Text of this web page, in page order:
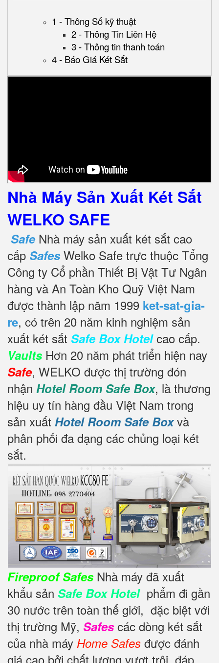
1 - Thông Số kỹ thuật
2 - Thông Tin Liên Hệ
3 - Thông tin thanh toán
4 - Báo Giá Két Sắt
Nhà Máy Sản Xuất Két Sắt
WELKO SAFE
Safe Nhà máy sản xuất két sắt cao
cấp SafesWelko Safe trực thuộc Tổng
Công ty Cổ phần Thiết Bị Vật Tư Ngân
hàng và An Toàn Kho Quỹ Việt Nam
được thành lập năm 1999 ket-sat-gia-
re, có trên 20 năm kinh nghiệm sản
xuất két sắt Safe Box Hotelcao cấp.
VaultsHơn 20 năm phát triển hiện nay
Safe, WELKO được thị trường đón
nhận Hotel Room Safe Box, là thương
hiệu uy tín hàng đầu Việt Nam trong
sản xuất Hotel Room Safe Boxvà
phân phối đa dạng các chủng loại két
sắt.
Fireproof SafesNhà máy đã xuất
khẩu sản Safe Box Hotelphẩm đi gần
30 nước trên toàn thế giới, đặc biệt với
thị trường Mỹ, Safes các dòng két sắt
của nhà máy Home Safes được đánh
giá cao bởi chất lượng vượt trội, đáp